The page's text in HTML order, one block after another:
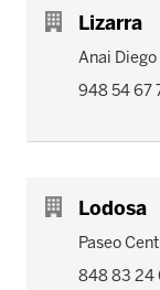
Lizarra
Anai
948 54 67
Lodosa
Paseo
848 83 24